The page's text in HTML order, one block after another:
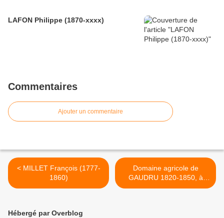
LAFON Philippe (1870-xxxx)
Commentaires
Ajouter un commentaire
< MILLET François (1777-
1860)
Domaine agricole de
GAUDRU 1820-1850, à
Yzeures-sur-Creuse (Indre-
Hébergé par Overblog